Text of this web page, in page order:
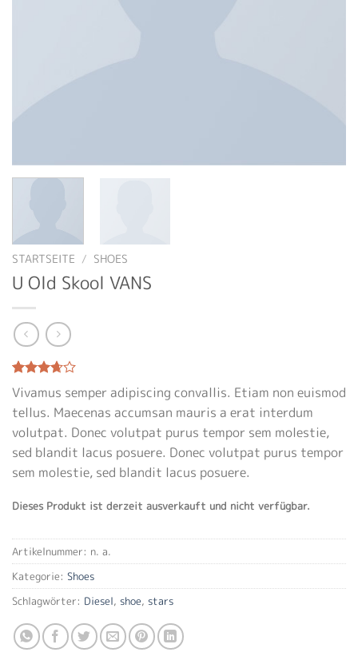
STARTSEITE / SHOES
U Old Skool VANS
Bewertet
mit3.67
von 5,
auf
3
Kundenbewertungen
Vivamus semper adipiscing convallis. Etiam non euismod
tellus. Maecenas accumsan mauris a erat interdum
volutpat. Donec volutpat purus tempor sem molestie,
sed blandit lacus posuere. Donec volutpat purus tempor
sem molestie, sed blandit lacus posuere.
Dieses Produkt ist derzeit ausverkauft und nicht verfügbar.
Artikelnummer: n. a.
Kategorie: Shoes
Schlagwörter: Diesel, shoe, stars